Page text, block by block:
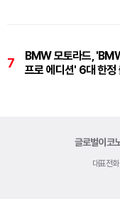
7
BMW 모토라드,
프로 에디션' 6대 한정
글로벌이코
대표전화